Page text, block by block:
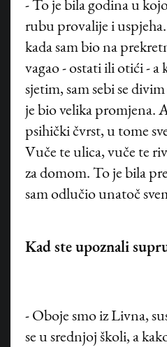
- To je bila godina u
rubu provalije i
kada sam bio na
vagao - ostati ili otići - a
sjetim, sam sebi se
je bio velika promjena.
psihički čvrst, u tome
Vuče te ulica, vuče te
za domom. To je bila
sam odlučio unatoč
Kad ste upoznali
- Oboje smo iz Livna,
se u srednjoj školi, a